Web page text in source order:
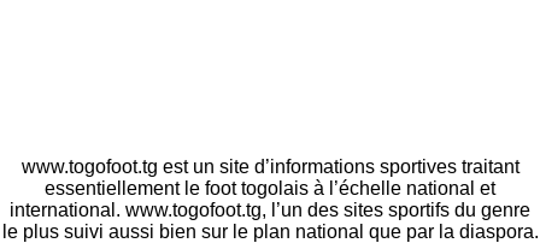
www.togofoot.tg est un site d’informations sportives traitant
essentiellement le foot togolais à l’échelle national et
international. www.togofoot.tg, l’un des sites sportifs du genre
le plus suivi aussi bien sur le plan national que par la diaspora.